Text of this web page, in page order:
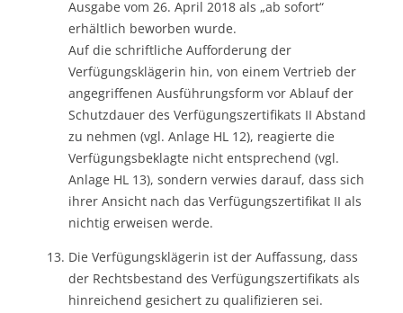
Ausgabe vom 26. April 2018 als „ab sofort“
erhältlich beworben wurde.
Auf die schriftliche Aufforderung der
Verfügungsklägerin hin, von einem Vertrieb der
angegriffenen Ausführungsform vor Ablauf der
Schutzdauer des Verfügungszertifikats II Abstand
zu nehmen (vgl. Anlage HL 12), reagierte die
Verfügungsbeklagte nicht entsprechend (vgl.
Anlage HL 13), sondern verwies darauf, dass sich
ihrer Ansicht nach das Verfügungszertifikat II als
nichtig erweisen werde.
Die Verfügungsklägerin ist der Auffassung, dass
der Rechtsbestand des Verfügungszertifikats als
hinreichend gesichert zu qualifizieren sei.